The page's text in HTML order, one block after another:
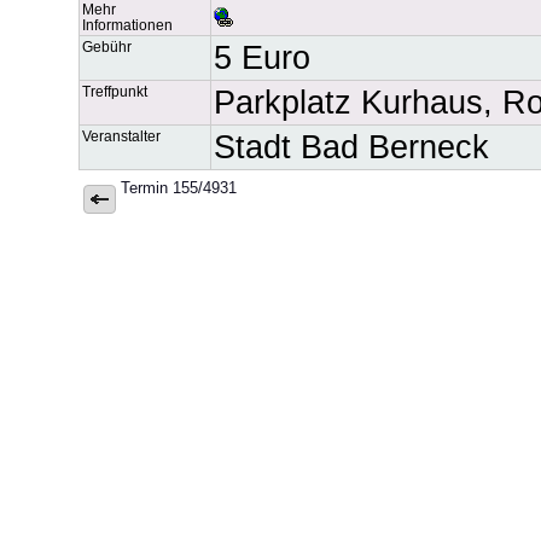
Mehr
Informationen
Gebühr
5 Euro
Treffpunkt Parkplatz Kurhaus,
Veranstalter Stadt Bad Berneck
Termin 155/4931